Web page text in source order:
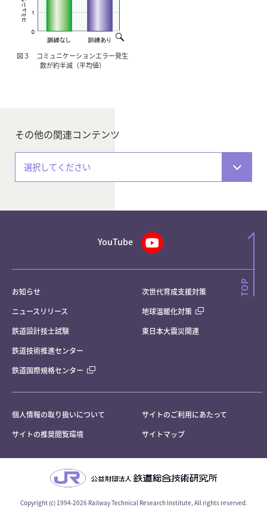
図３ コミュニケーションエラー発生
数が約半減（平均値）
その他の関連コンテンツ
選択してください
YouTube
お知らせ
ニュースリリース
鉄道設計技士試験
鉄道技術推進センター
鉄道国際規格センター
次世代育成支援対策
地球温暖化対策
東日本大震災関連
個人情報の取り扱いについて
サイトのご利用にあたって
サイトの推奨閲覧環境
サイトマップ
Copyright (c) 1994-2026 Railway Technical Research Institute, All rights reserved.